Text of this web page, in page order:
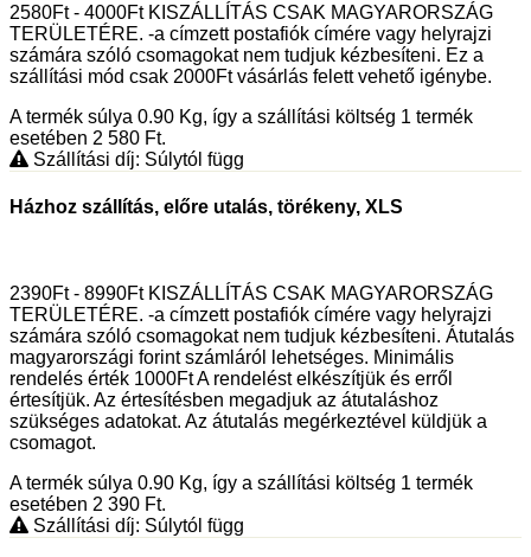
2580Ft - 4000Ft KISZÁLLÍTÁS CSAK MAGYARORSZÁG
TERÜLETÉRE. -a címzett postafiók címére vagy helyrajzi
számára szóló csomagokat nem tudjuk kézbesíteni. Ez a
szállítási mód csak 2000Ft vásárlás felett vehető igénybe.
A termék súlya 0.90 Kg, így a szállítási költség 1 termék
esetében 2 580 Ft.
Szállítási díj: Súlytól függ
Házhoz szállítás, előre utalás, törékeny, XLS
2390Ft - 8990Ft KISZÁLLÍTÁS CSAK MAGYARORSZÁG
TERÜLETÉRE. -a címzett postafiók címére vagy helyrajzi
számára szóló csomagokat nem tudjuk kézbesíteni. Átutalás
magyarországi forint számláról lehetséges. Minimális
rendelés érték 1000Ft A rendelést elkészítjük és erről
értesítjük. Az értesítésben megadjuk az átutaláshoz
szükséges adatokat. Az átutalás megérkeztével küldjük a
csomagot.
A termék súlya 0.90 Kg, így a szállítási költség 1 termék
esetében 2 390 Ft.
Szállítási díj: Súlytól függ